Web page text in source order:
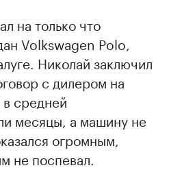
на только что
Volkswagen Polo,
Николай заключил
с дилером на
средней
месяцы, а машину не
огромным,
не поспевал.